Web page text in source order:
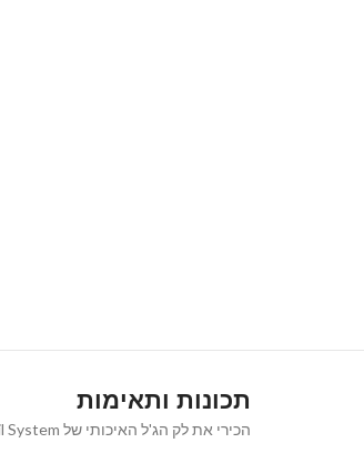
תכונות ותאימות
הכירי את לק הג'ל האיכותי של Buba Nail System הבחירה המושלמת למראה ציפורניים נקי, אלגנטי וטבעי המעניק מראה קלאסי ורב-גוני שמתאים לכל אירוע ולכל סגנון.